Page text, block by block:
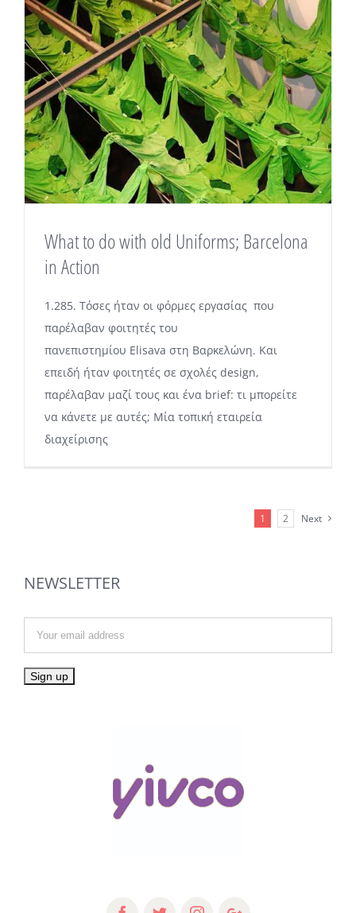
What to do with old Uniforms; Barcelona
in Action
1.285. Τόσες ήταν οι φόρμες εργασίας που
παρέλαβαν φοιτητές του
πανεπιστημίου Elisava στη Βαρκελώνη. Και
επειδή ήταν φοιτητές σε σχολές design,
παρέλαβαν μαζί τους και ένα brief: τι μπορείτε
να κάνετε με αυτές; Μία τοπική εταιρεία
διαχείρισης
1 2 Next
NEWSLETTER